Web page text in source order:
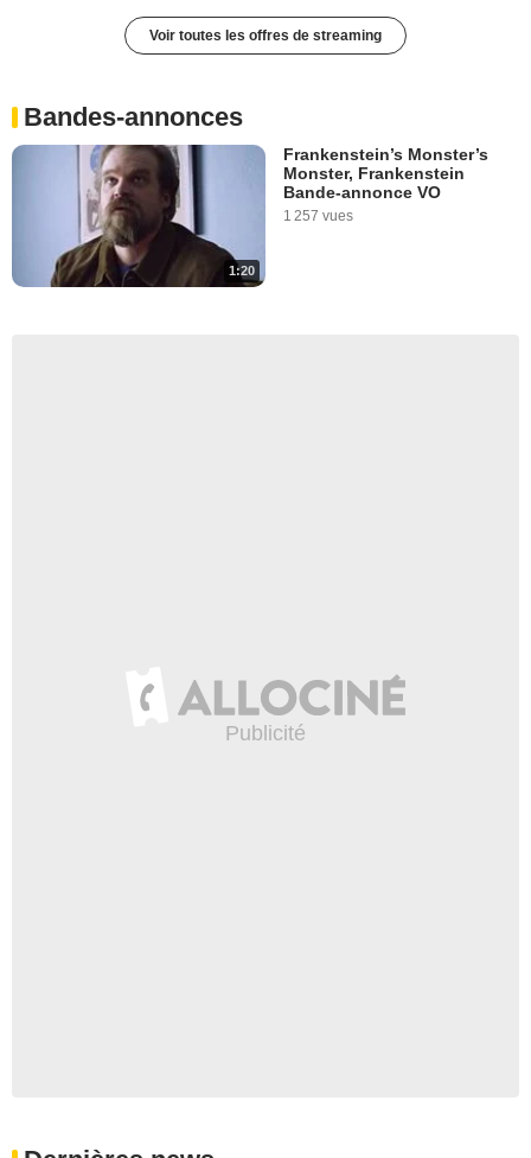
Voir toutes les offres de streaming
Bandes-annonces
1:20
Frankenstein’s Monster’s
Monster, Frankenstein
Bande-annonce VO
1 257 vues